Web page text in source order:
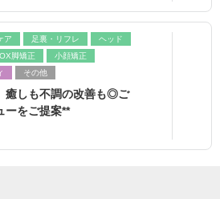
ア 足裏・リフレ
ヘッド
OX脚矯正
小顔矯正
その他
癒しも不調の改善も◎ご
ーをご提案**